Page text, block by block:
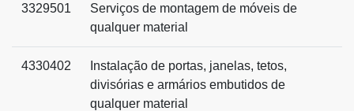
3329501
Serviços de montagem de móveis de
qualquer material
4330402
Instalação de portas, janelas, tetos,
divisórias e armários embutidos de
qualquer material